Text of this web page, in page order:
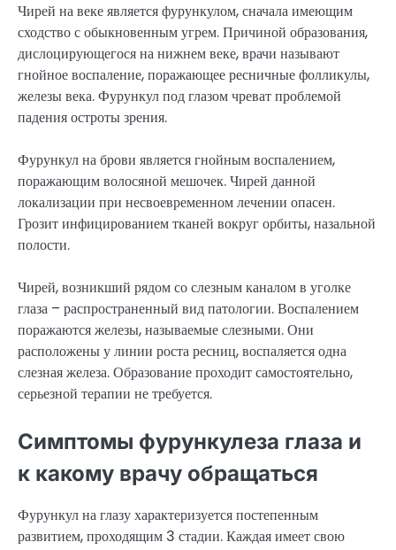
Чирей на веке является фурункулом, сначала имеющим
сходство с обыкновенным угрем. Причиной образования,
дислоцирующегося на нижнем веке, врачи называют
гнойное воспаление, поражающее ресничные фолликулы,
железы века. Фурункул под глазом чреват проблемой
падения остроты зрения.
Фурункул на брови является гнойным воспалением,
поражающим волосяной мешочек. Чирей данной
локализации при несвоевременном лечении опасен.
Грозит инфицированием тканей вокруг орбиты, назальной
полости.
Чирей, возникший рядом со слезным каналом в уголке
глаза – распространенный вид патологии. Воспалением
поражаются железы, называемые слезными. Они
расположены у линии роста ресниц, воспаляется одна
слезная железа. Образование проходит самостоятельно,
серьезной терапии не требуется.
Симптомы фурункулеза глаза и
к какому врачу обращаться
Фурункул на глазу характеризуется постепенным
развитием, проходящим 3 стадии. Каждая имеет свою